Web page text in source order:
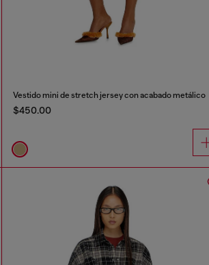
Vestido mini de stretch jersey con acabado metálico
$450.00